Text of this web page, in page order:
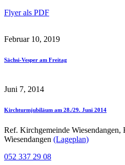
Flyer als PDF
Februar 10, 2019
Sächsi-Vesper am Freitag
Juni 7, 2014
Kirchturmjubiläum am 28./29. Juni 2014
Ref. Kirchgemeinde Wiesendangen,
Wiesendangen (Lageplan)
052 337 29 08